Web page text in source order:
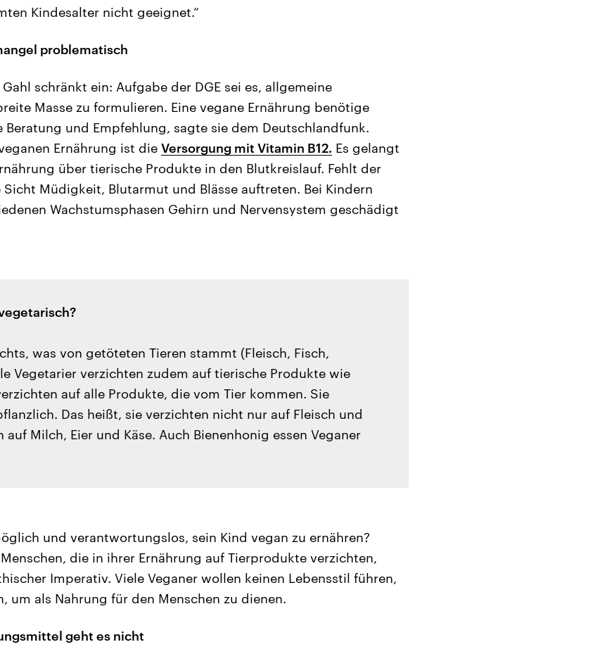
Kindesalter nicht geeignet.“
problematisch
schränkt ein: Aufgabe der DGE sei es, allgemeine
Masse zu formulieren. Eine vegane Ernährung benötige
und Empfehlung, sagte sie dem Deutschlandfunk.
Ernährung ist die Versorgung mit Vitamin B12. Es gelangt
über tierische Produkte in den Blutkreislauf. Fehlt der
Müdigkeit, Blutarmut und Blässe auftreten. Bei Kindern
Wachstumsphasen Gehirn und Nervensystem geschädigt
was von getöteten Tieren stammt (Fleisch, Fisch,
Vegetarier verzichten zudem auf tierische Produkte wie
auf alle Produkte, die vom Tier kommen. Sie
Das heißt, sie verzichten nicht nur auf Fleisch und
auf Milch, Eier und Käse. Auch Bienenhonig essen Veganer
und verantwortungslos, sein Kind vegan zu ernähren?
die in ihrer Ernährung auf Tierprodukte verzichten,
Imperativ. Viele Veganer wollen keinen Lebensstil führen,
um als Nahrung für den Menschen zu dienen.
geht es nicht